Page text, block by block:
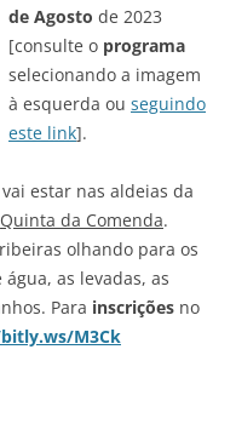
de Agosto de 2023
[consulte o programa
selecionando a imagem
à esquerda ou seguindo
este link].
vai estar nas aldeias da
Quinta da Comenda.
olhando para os
as levadas, as
Para inscrições no
M3Ck